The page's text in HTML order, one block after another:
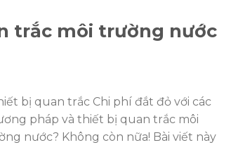
trắc môi trường nước
bị quan trắc Chi phí đắt đỏ với các
pháp và thiết bị quan trắc môi
nước? Không còn nữa! Bài viết này